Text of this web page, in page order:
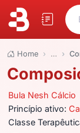
Home …
Bula Nesh Cálcio
Princípio ativo:
Classe